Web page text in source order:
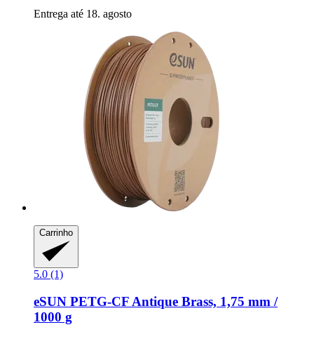
Entrega até 18. agosto
Carrinho
5.0 (1)
eSUN PETG-​CF Antique Brass, 1,75 mm /
1000 g